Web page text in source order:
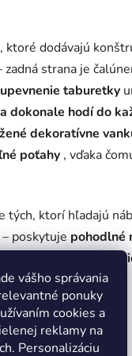
vášho správania
ponuky
cookies a
reklamy na
Personalizáciu
, ktoré dodávajú
zadná strana je
taburetky
dokonale hodí do
dekoratívne
poťahy , vďaka
tých, ktorí hľadajú
– poskytuje pohodlné
dizajnu a